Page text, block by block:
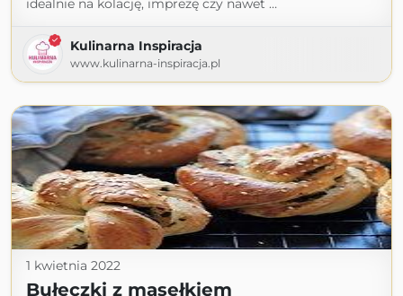
idealnie na kolację, imprezę czy nawet …
Kulinarna Inspiracja
www.kulinarna-inspiracja.pl
1 kwietnia 2022
Bułeczki z masełkiem